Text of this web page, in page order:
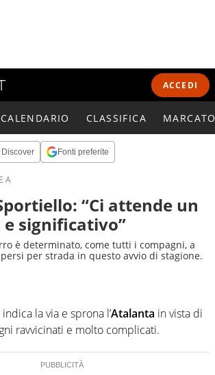
ACCEDI
CALENDARIO CLASSIFICA
Fonti preferite
A
“Ci attende un
significativo”
è determinato, come tutti i compagni, a
per strada in questo avvio di stagione.
indica la via e sprona l’Atalanta in vista di
ravvicinati e molto complicati.